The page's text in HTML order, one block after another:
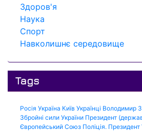
Здоров'я
Наука
Спорт
Навколишнє середовище
Tags
Росія Україна Київ Українці Володимир
Збройні сили України Президент
Європейський Союз Поліція. Президент